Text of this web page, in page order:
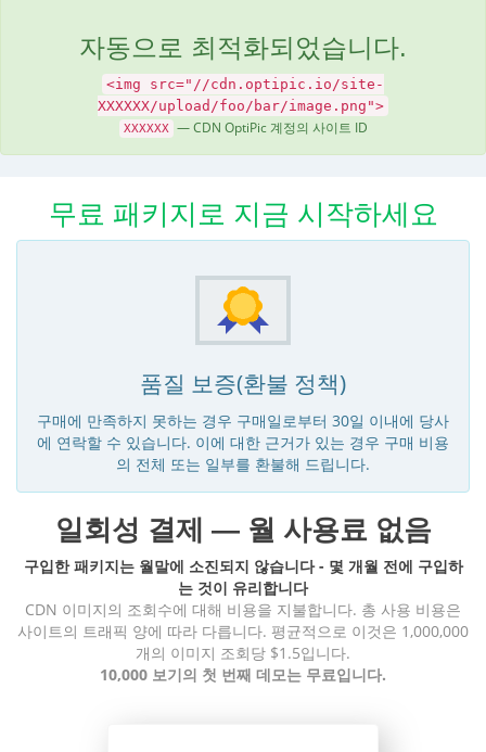
자동으로 최적화되었습니다.
<img src="//cdn.optipic.io/site-
XXXXXX/upload/foo/bar/image.png">
XXXXXX — CDN OptiPic 계정의 사이트 ID
무료 패키지로 지금 시작하세요
품질 보증(환불 정책)
구매에 만족하지 못하는 경우 구매일로부터 30일 이내에 당사
에 연락할 수 있습니다. 이에 대한 근거가 있는 경우 구매 비용
의 전체 또는 일부를 환불해 드립니다.
일회성 결제 — 월 사용료 없음
구입한 패키지는 월말에 소진되지 않습니다 - 몇 개월 전에 구입하
는 것이 유리합니다
CDN 이미지의 조회수에 대해 비용을 지불합니다. 총 사용 비용은
사이트의 트래픽 양에 따라 다릅니다. 평균적으로 이것은 1,000,000
개의 이미지 조회당 $1.5입니다.
10,000 보기의 첫 번째 데모는 무료입니다.